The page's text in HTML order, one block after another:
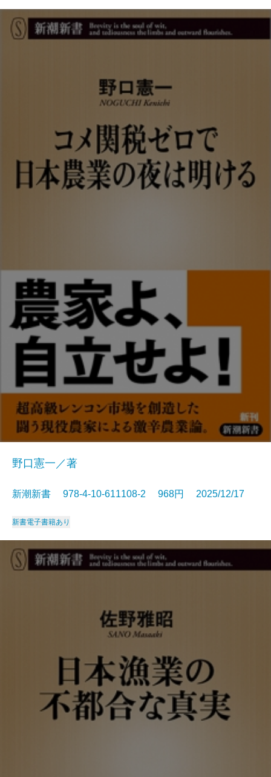
野口憲一／著
新潮新書 978-4-10-611108-2 968円 2025/12/17
新書電子書籍あり